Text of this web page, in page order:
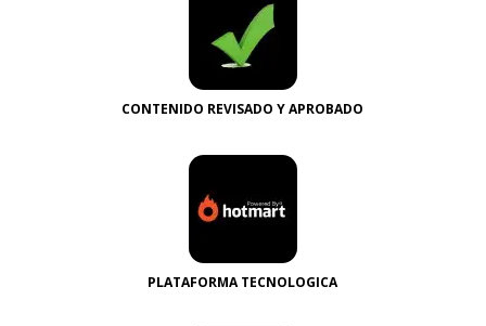
CONTENIDO REVISADO Y APROBADO
PLATAFORMA TECNOLOGICA